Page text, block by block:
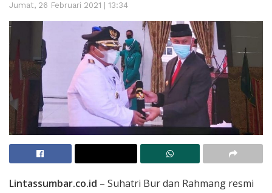
Jumat, 26 Februari 2021 | 13:34
Lintassumbar.co.id – Suhatri Bur dan Rahmang resmi